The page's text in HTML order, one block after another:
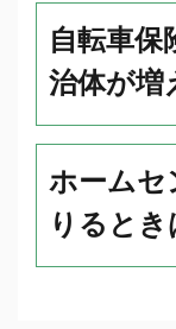
自転車
治体が増
ホーム
りると